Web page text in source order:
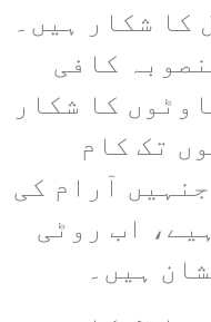
کا شکار ہیں۔
کافی
کا شکار
تک کام
آرام کی
اب روٹی
ہیں۔